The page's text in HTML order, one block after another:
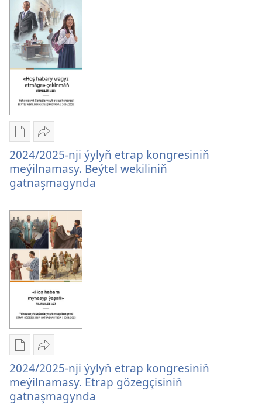
ýylyň
«Arassa
sežde»
atly
kongresiniň
meýilnamasy
sežde»
atly
kongresiniň
meýilnamasy
Edebiýatlary
ýüklemegiň
görnüşleri
2024/2025-
ýylyň
etrap
kongresiniň
meýilnamasy.
Beýtel
wekiliniň
gatnaşmagynda
Paýlaşyň
2024/2025-
nji
ýylyň
etrap
kongresiniň
meýilnamasy.
Beýtel
wekiliniň
gatnaşmagynda
2024/2025-nji ýylyň etrap kongresiniň
meýilnamasy. Beýtel wekiliniň
gatnaşmagynda
Edebiýatlary
ýüklemegiň
görnüşleri
2024/2025-
Paýlaşyň
2024/2025-
nji
ýylyň
etrap
2024/2025-nji ýylyň etrap kongresiniň
meýilnamasy. Etrap gözegçisiniň
gatnaşmagynda